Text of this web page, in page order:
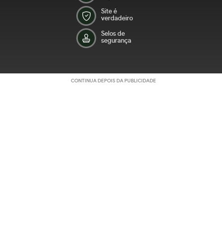
Site é
verdadeiro
Selos de
segurança
CONTINUA DEPOIS DA PUBLICIDADE